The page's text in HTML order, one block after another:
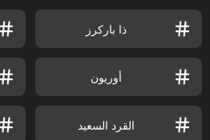
ذا باركرز
أوريون
القرد السعيد